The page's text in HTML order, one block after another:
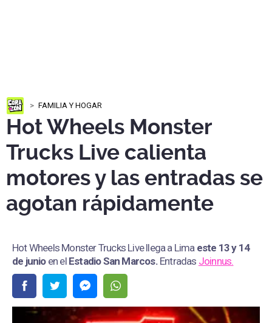
FAMILIA Y HOGAR
Hot Wheels Monster
Trucks Live calienta
motores y las entradas se
agotan rápidamente
Hot Wheels Monster Trucks Live llega a Lima este 13 y 14
de junio en elEstadio San Marcos. Entradas Joinnus.